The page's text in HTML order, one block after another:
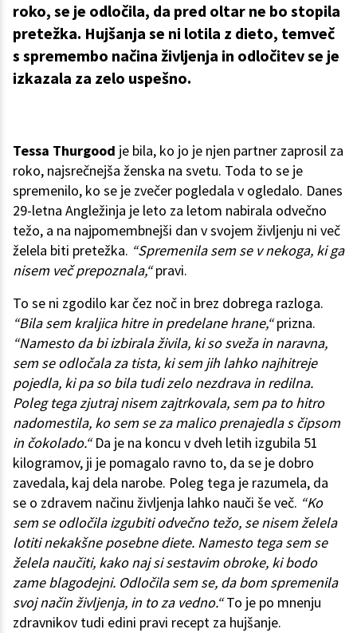
roko, se je odločila, da pred oltar ne bo stopila
pretežka. Hujšanja se ni lotila z dieto, temveč
s spremembo načina življenja in odločitev se je
izkazala za zelo uspešno.
Tessa Thurgood je bila, ko jo je njen partner zaprosil za
roko, najsrečnejša ženska na svetu. Toda to se je
spremenilo, ko se je zvečer pogledala v ogledalo. Danes
29-letna Angležinja je leto za letom nabirala odvečno
težo, a na najpomembnejši dan v svojem življenju ni več
želela biti pretežka. “Spremenila sem se v nekoga, ki ga
nisem več prepoznala,“pravi.
To se ni zgodilo kar čez noč in brez dobrega razloga.
“Bila sem kraljica hitre in predelane hrane,“prizna.
“Namesto da bi izbirala živila, ki so sveža in naravna,
sem se odločala za tista, ki sem jih lahko najhitreje
pojedla, ki pa so bila tudi zelo nezdrava in redilna.
Poleg tega zjutraj nisem zajtrkovala, sem pa to hitro
nadomestila, ko sem se za malico prenajedla s čipsom
in čokolado.“Da je na koncu v dveh letih izgubila 51
kilogramov, ji je pomagalo ravno to, da se je dobro
zavedala, kaj dela narobe. Poleg tega je razumela, da
se o zdravem načinu življenja lahko nauči še več. “Ko
sem se odločila izgubiti odvečno težo, se nisem želela
lotiti nekakšne posebne diete. Namesto tega sem se
želela naučiti, kako naj si sestavim obroke, ki bodo
zame blagodejni. Odločila sem se, da bom spremenila
svoj način življenja, in to za vedno.“To je po mnenju
zdravnikov tudi edini pravi recept za hujšanje.